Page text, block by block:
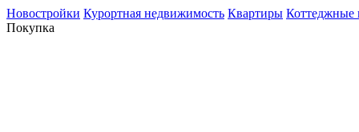
Новостройки Курортная недвижимость Квартиры Коттеджные
Покупка